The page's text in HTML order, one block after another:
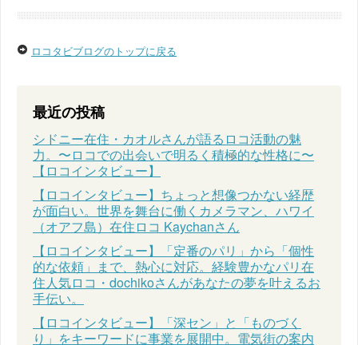
ロコタビブログのトップに戻る
最近の投稿
シドニー在住・カオルさんが語るロコ活動の魅
力。〜ロコでの出会いで明るく積極的な性格に〜
【ロコインタビュー】
【ロコインタビュー】ちょっと想像つかない経歴
が面白い。世界を舞台に働くカメラマン、ハワイ
（オアフ島）在住ロコ Kaychanさん
【ロコインタビュー】「定番のパリ」から「個性
的な依頼」まで、熱心に対応。経験豊かなパリ在
住人気ロコ・dochikoさんがあなたの夢を叶えるお
手伝い。
【ロコインタビュー】「深セン」と「ものづく
り」をキーワードに事業を展開中。電気街の案内